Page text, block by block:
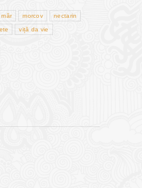
măr morcov nectarin
viță da vie